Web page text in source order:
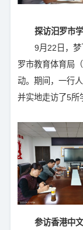
探访汨罗市
9月22日，
罗市教育体育局
动。期间，一行
并实地走访了5所
参访香港中